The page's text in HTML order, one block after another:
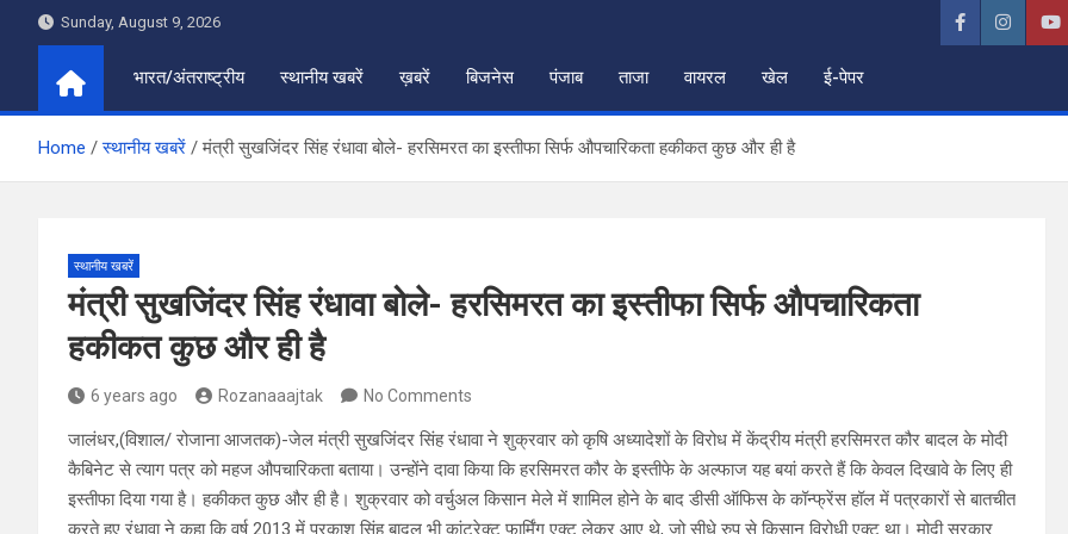
Sunday, August 9, 2026
भारत/अंतराष्ट्रीय स्थानीय खबरें ख़बरें बिजनेस पंजाब ताजा वायरल खेल ई-पेपर
Home स्थानीय खबरें मंत्री सुखजिंदर सिंह रंधावा बोले- हरसिमरत का इस्तीफा सिर्फ औपचारिकता हकीकत कुछ और ही है
स्थानीय खबरें
मंत्री सुखजिंदर सिंह रंधावा बोले- हरसिमरत का इस्तीफा सिर्फ औपचारिकता
हकीकत कुछ और ही है
6 years ago Rozanaaajtak No Comments
जालंधर,(विशाल/ रोजाना आजतक)-जेल मंत्री सुखजिंदर सिंह रंधावा ने शुक्रवार को कृषि अध्यादेशों के विरोध में केंद्रीय मंत्री हरसिमरत कौर बादल के मोदी
कैबिनेट से त्याग पत्र को महज औपचारिकता बताया। उन्होंने दावा किया कि हरसिमरत कौर के इस्तीफे के अल्फाज यह बयां करते हैं कि केवल दिखावे के लिए ही
इस्तीफा दिया गया है। हकीकत कुछ और ही है। शुक्रवार को वर्चुअल किसान मेले में शामिल होने के बाद डीसी ऑफिस के कॉन्फ्रेंस हॉल में पत्रकारों से बातचीत
करते हुए रंधावा ने कहा कि वर्ष 2013 में प्रकाश सिंह बादल भी कांट्रेक्ट फार्मिंग एक्ट लेकर आए थे, जो सीधे रुप से किसान विरोधी एक्ट था। मोदी सरकार